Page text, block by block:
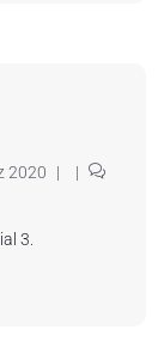
2020 | |
3.